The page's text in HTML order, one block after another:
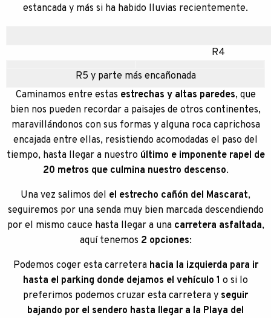
estancada y más si ha habido lluvias recientemente.
R4
R5 y parte más encañonada
Caminamos entre estas estrechas y altas paredes, que
bien nos pueden recordar a paisajes de otros continentes,
maravillándonos con sus formas y alguna roca caprichosa
encajada entre ellas, resistiendo acomodadas el paso del
tiempo, hasta llegar a nuestro último e imponente rapel de
20 metros que culmina nuestro descenso.
Una vez salimos del el estrecho cañón del Mascarat,
seguiremos por una senda muy bien marcada descendiendo
por el mismo cauce hasta llegar a unacarretera asfaltada,
aquí tenemos 2 opciones:
Podemos coger esta carretera hacia la izquierda para ir
hasta el parking donde dejamos el vehículo 1 o si lo
preferimos podemos cruzar esta carretera y seguir
bajando por el sendero hasta llegar a la Playa del